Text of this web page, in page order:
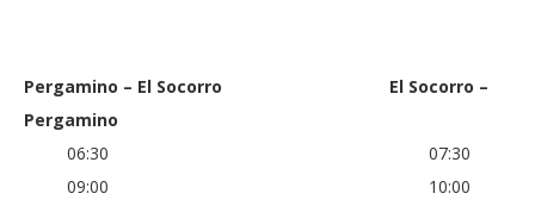
Pergamino – El Socorro
El Socorro –
Pergamino
06:30 07:30
09:00 10:00